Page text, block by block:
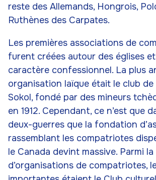
reste des Allemands, Hongrois,
Ruthènes des Carpates.
Les premières associations de
furent créées autour des églises
caractère confessionnel. La plus
organisation laïque était le club
Sokol, fondé par des mineurs
en 1912. Cependant, ce n’est que
deux-guerres que la fondation
rassemblant les compatriotes
le Canada devint massive. Parmi
d’organisations de compatriotes,